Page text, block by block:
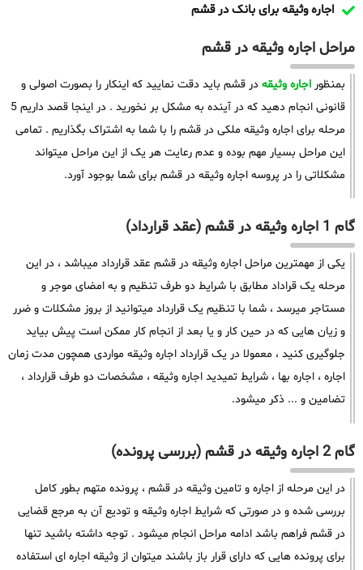
اجاره وثیقه برای بانک در قشم
مراحل اجاره وثیقه در قشم
بمنظور اجاره وثیقه در قشم باید دقت نمایید که اینکار را بصورت اصولی و
قانونی انجام دهید که در آینده به مشکل بر نخورید . در اینجا قصد داریم 5
مرحله برای اجاره وثیقه ملکی در قشم را با شما به اشتراک بگذاریم . تمامی
این مراحل بسیار مهم بوده و عدم رعایت هر یک از این مراحل میتواند
مشکلاتی را در پروسه اجاره وثیقه در قشم برای شما بوجود آورد.
گام 1 اجاره وثیقه در قشم (عقد قرارداد)
یکی از مهمترین مراحل اجاره وثیقه در قشم عقد قرارداد میباشد ، در این
مرحله یک قراداد مطابق با شرایط دو طرف تنظیم و به امضای موجر و
مستاجر میرسد ، شما با تنظیم یک قرارداد میتوانید از بروز مشکلات و ضرر
و زیان هایی که در حین کار و یا بعد از انجام کار ممکن است پیش بیاید
جلوگیری کنید ، معمولا در یک قرارداد اجاره وثیقه مواردی همچون مدت زمان
اجاره ، اجاره بها ، شرایط تمیدید اجاره وثیقه ، مشخصات دو طرف قرارداد ،
تضامین و ... ذکر میشود.
گام 2 اجاره وثیقه در قشم (بررسی پرونده)
در این مرحله از اجاره و تامین وثیقه در قشم ، پرونده متهم بطور کامل
بررسی شده و در صورتی که شرایط اجاره وثیقه و تودیع آن به مرجع قضایی
در قشم فراهم باشد ادامه مراحل انجام میشود . توجه داشته باشید تنها
برای پرونده هایی که دارای قرار باز باشند میتوان از وثیقه اجاره ای استفاده